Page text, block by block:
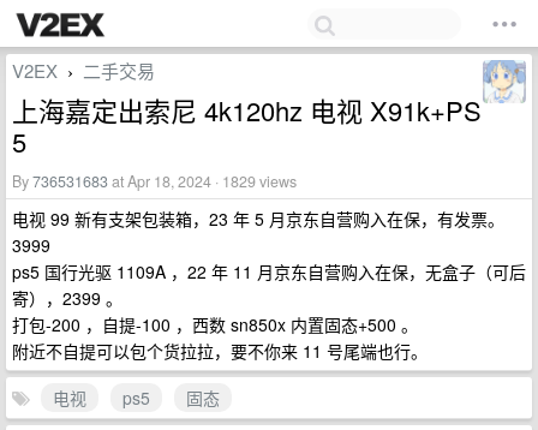
V2EX › 二手交易
上海嘉定出索尼 4k120hz 电视 X91k+PS
5
By736531683at Apr 18, 2024 · 1829 views
电视 99 新有支架包装箱，23 年 5 月京东自营购入在保，有发票。
3999
ps5 国行光驱 1109A ，22 年 11 月京东自营购入在保，无盒子（可后
寄），2399 。
打包-200 ，自提-100 ，西数 sn850x 内置固态+500 。
附近不自提可以包个货拉拉，要不你来 11 号尾端也行。
电视
ps5
固态